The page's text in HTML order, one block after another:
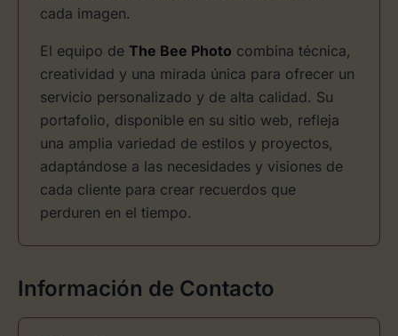
cada imagen.
El equipo de The Bee Photo combina técnica,
creatividad y una mirada única para ofrecer un
servicio personalizado y de alta calidad. Su
portafolio, disponible en su sitio web, refleja
una amplia variedad de estilos y proyectos,
adaptándose a las necesidades y visiones de
cada cliente para crear recuerdos que
perduren en el tiempo.
Información de Contacto